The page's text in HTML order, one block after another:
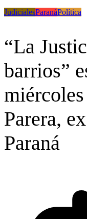
JudicialesParanáPolítica
“La
barrios”
Parera,
Paraná